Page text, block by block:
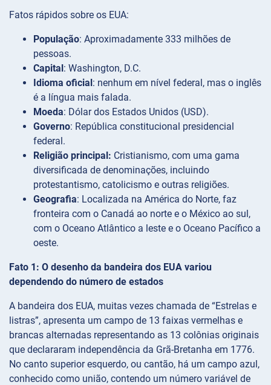
Fatos rápidos sobre os EUA:
População: Aproximadamente 333 milhões de
pessoas.
Capital: Washington, D.C.
Idioma oficial: nenhum em nível federal, mas o inglês
é a língua mais falada.
Moeda: Dólar dos Estados Unidos (USD).
Governo: República constitucional presidencial
federal.
Religião principal: Cristianismo, com uma gama
diversificada de denominações, incluindo
protestantismo, catolicismo e outras religiões.
Geografia: Localizada na América do Norte, faz
fronteira com o Canadá ao norte e o México ao sul,
com o Oceano Atlântico a leste e o Oceano Pacífico a
oeste.
Fato 1: O desenho da bandeira dos EUA variou
dependendo do número de estados
A bandeira dos EUA, muitas vezes chamada de “Estrelas e
listras”, apresenta um campo de 13 faixas vermelhas e
brancas alternadas representando as 13 colônias originais
que declararam independência da Grã-Bretanha em 1776.
No canto superior esquerdo, ou cantão, há um campo azul,
conhecido como união, contendo um número variável de